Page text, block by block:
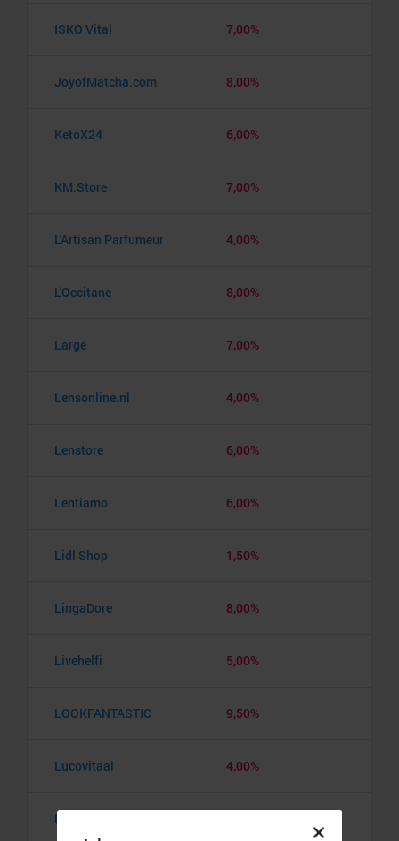
ISKO Vital 7,00%
JoyofMatcha.com 8,00%
KetoX24 6,00%
KM.Store 7,00%
L'Artisan Parfumeur 4,00%
L'Occitane 8,00%
Large 7,00%
Lensonline.nl 4,00%
Lenstore 6,00%
Lentiamo 6,00%
Lidl Shop 1,50%
LingaDore 8,00%
Livehelfi 5,00%
LOOKFANTASTIC 9,50%
Lucovitaal 4,00%
Lyko